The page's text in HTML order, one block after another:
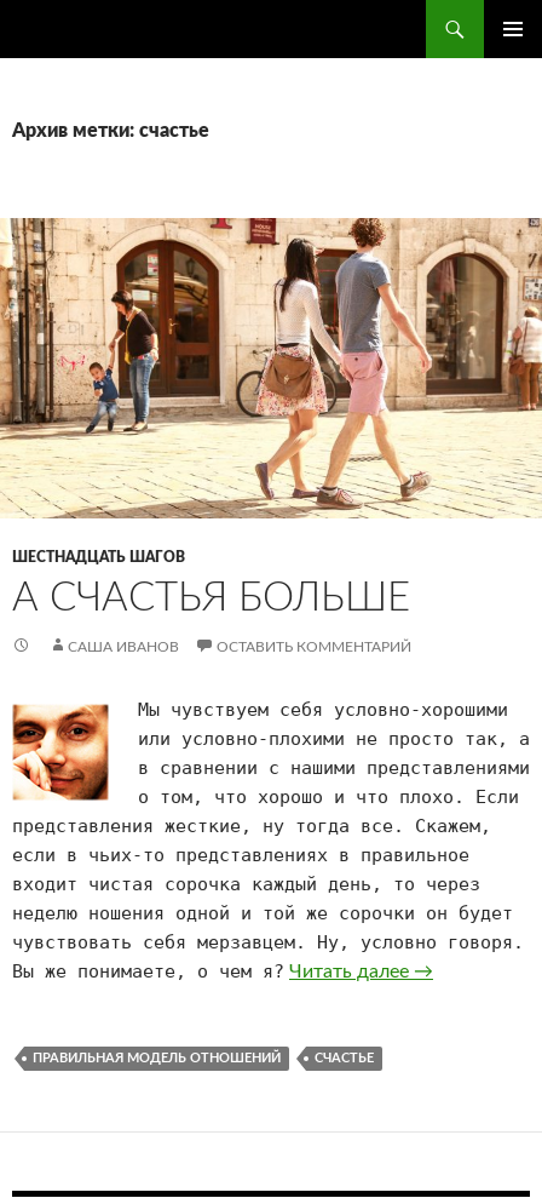
Архив метки: счастье
ШЕСТНАДЦАТЬ ШАГОВ
А СЧАСТЬЯ БОЛЬШЕ
САША ИВАНОВ ОСТАВИТЬ КОММЕНТАРИЙ
Мы чувствуем себя условно-хорошими
или условно-плохими не просто так, а
в сравнении с нашими представлениями
о том, что хорошо и что плохо. Если
представления жесткие, ну тогда все. Скажем,
если в чьих-то представлениях в правильное
входит чистая сорочка каждый день, то через
неделю ношения одной и той же сорочки он будет
чувствовать себя мерзавцем. Ну, условно говоря.
Вы же понимаете, о чем я? Читать далее А счастья
→
ПРАВИЛЬНАЯ МОДЕЛЬ ОТНОШЕНИЙ СЧАСТЬЕ